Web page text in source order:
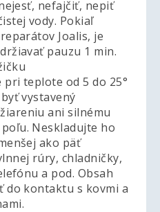
nefajčiť, nepiť
vody. Pokiaľ
Joalis, je
pauzu 1 min.
teplote od 5 do 25°
vystavený
ani silnému
Neskladujte ho
ako päť
rúry, chladničky,
a pod. Obsah
do kontaktu s kovmi a